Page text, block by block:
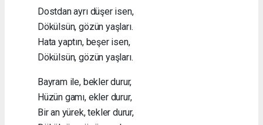
Dostdan ayrı düşer isen,
Dökülsün, gözün yaşları.
Hata yaptın, beşer isen,
Dökülsün, gözün yaşları.
Bayram ile, bekler durur,
Hüzün gamı, ekler durur,
Bir an yürek, tekler durur,